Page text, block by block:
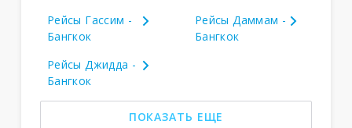
Рейсы Гассим -
Бангкок
Рейсы Даммам -
Бангкок
Рейсы Джидда -
Бангкок
ПОКАЗАТЬ ЕЩЕ